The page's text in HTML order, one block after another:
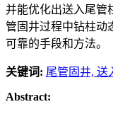
并能优化出送入尾管
管固井过程中钻柱动
可靠的手段和方法。
关键词: 尾管固井, 送
Abstract: